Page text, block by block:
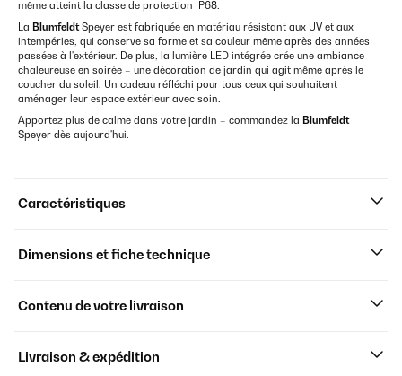
même atteint la classe de protection IP68.
La BlumfeldtSpeyer est fabriquée en matériau résistant aux UV et aux
intempéries, qui conserve sa forme et sa couleur même après des années
passées à l'extérieur. De plus, la lumière LED intégrée crée une ambiance
chaleureuse en soirée – une décoration de jardin qui agit même après le
coucher du soleil. Un cadeau réfléchi pour tous ceux qui souhaitent
aménager leur espace extérieur avec soin.
Apportez plus de calme dans votre jardin – commandez la Blumfeldt
Speyer dès aujourd'hui.
Caractéristiques
Dimensions et fiche technique
Contenu de votre livraison
Livraison & expédition